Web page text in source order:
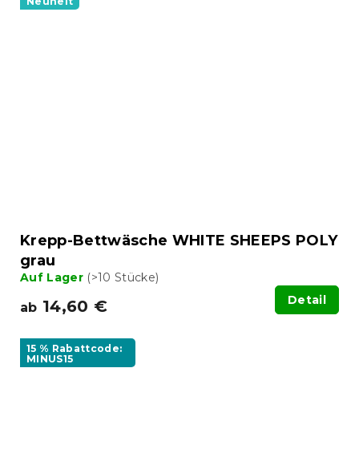
Krepp-Bettwäsche WHITE SHEEPS POLY
grau
Auf Lager (>10 Stücke)
ab 14,60 € Detail
15 % Rabattcode:
MINUS15